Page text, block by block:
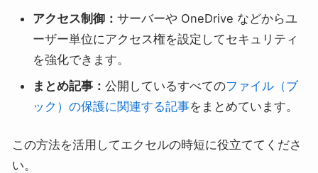
アクセス制御：サーバーや OneDrive などからユ
ーザー単位にアクセス権を設定してセキュリティ
を強化できます。
まとめ記事：公開しているすべてのファイル（ブ
ック）の保護に関連する記事をまとめています。
この方法を活用してエクセルの時短に役立ててくださ
い。